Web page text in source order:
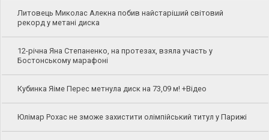
Литовець Миколас Алекна побив найстаріший світовий
рекорд у метані диска
12-річна Яна Степаненко, на протезах, взяла участь у
Бостонському марафоні
Кубинка Яіме Перес метнула диск на 73,09 м! +Відео
Юлімар Рохас не зможе захистити олімпійський титул у Парижі